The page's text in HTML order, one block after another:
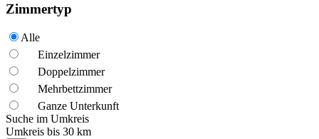
Zimmertyp
Alle
Einzelzimmer
Doppelzimmer
Mehrbettzimmer
Ganze Unterkunft
Suche im Umkreis
Umkreis bis 30 km